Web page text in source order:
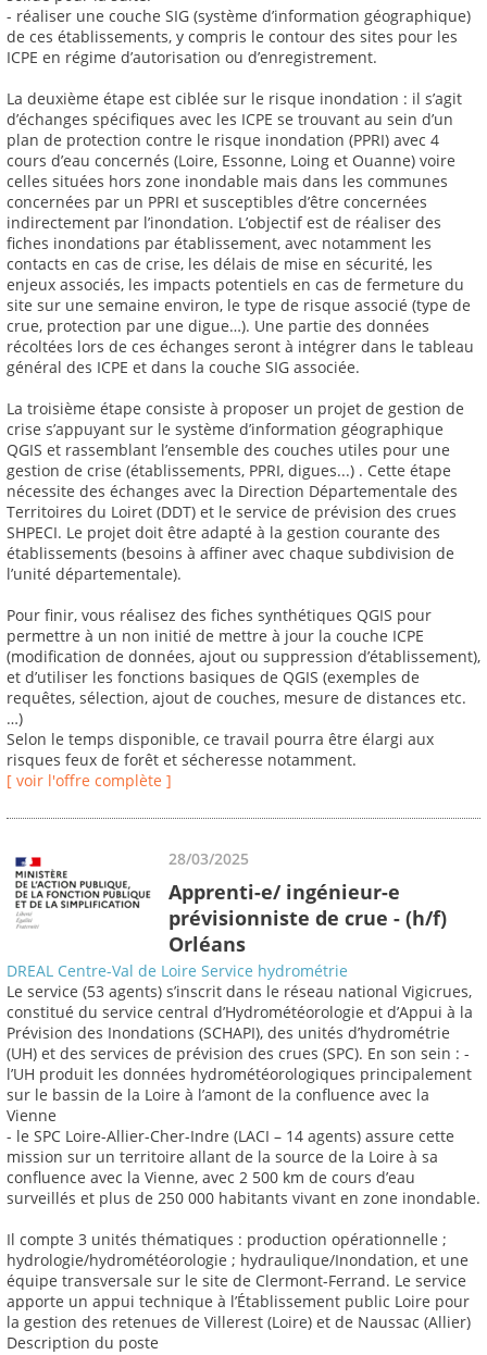
- réaliser une couche SIG (système d’information géographique)
de ces établissements, y compris le contour des sites pour les
ICPE en régime d’autorisation ou d’enregistrement.
La deuxième étape est ciblée sur le risque inondation : il s’agit
d’échanges spécifiques avec les ICPE se trouvant au sein d’un
plan de protection contre le risque inondation (PPRI) avec 4
cours d’eau concernés (Loire, Essonne, Loing et Ouanne) voire
celles situées hors zone inondable mais dans les communes
concernées par un PPRI et susceptibles d’être concernées
indirectement par l’inondation. L’objectif est de réaliser des
fiches inondations par établissement, avec notamment les
contacts en cas de crise, les délais de mise en sécurité, les
enjeux associés, les impacts potentiels en cas de fermeture du
site sur une semaine environ, le type de risque associé (type de
crue, protection par une digue…). Une partie des données
récoltées lors de ces échanges seront à intégrer dans le tableau
général des ICPE et dans la couche SIG associée.
La troisième étape consiste à proposer un projet de gestion de
crise s’appuyant sur le système d’information géographique
QGIS et rassemblant l’ensemble des couches utiles pour une
gestion de crise (établissements, PPRI, digues...) . Cette étape
nécessite des échanges avec la Direction Départementale des
Territoires du Loiret (DDT) et le service de prévision des crues
SHPECI. Le projet doit être adapté à la gestion courante des
établissements (besoins à affiner avec chaque subdivision de
l’unité départementale).
Pour finir, vous réalisez des fiches synthétiques QGIS pour
permettre à un non initié de mettre à jour la couche ICPE
(modification de données, ajout ou suppression d’établissement),
et d’utiliser les fonctions basiques de QGIS (exemples de
requêtes, sélection, ajout de couches, mesure de distances etc.
…)
Selon le temps disponible, ce travail pourra être élargi aux
risques feux de forêt et sécheresse notamment.
[ voir l'offre complète ]
28/03/2025
Apprenti-e/ ingénieur-e
prévisionniste de crue - (h/f)
Orléans
DREAL Centre-Val de Loire Service hydrométrie
Le service (53 agents) s’inscrit dans le réseau national Vigicrues,
constitué du service central d’Hydrométéorologie et d’Appui à la
Prévision des Inondations (SCHAPI), des unités d’hydrométrie
(UH) et des services de prévision des crues (SPC). En son sein : -
l’UH produit les données hydrométéorologiques principalement
sur le bassin de la Loire à l’amont de la confluence avec la
Vienne
- le SPC Loire-Allier-Cher-Indre (LACI – 14 agents) assure cette
mission sur un territoire allant de la source de la Loire à sa
confluence avec la Vienne, avec 2 500 km de cours d’eau
surveillés et plus de 250 000 habitants vivant en zone inondable.
Il compte 3 unités thématiques : production opérationnelle ;
hydrologie/hydrométéorologie ; hydraulique/Inondation, et une
équipe transversale sur le site de Clermont-Ferrand. Le service
apporte un appui technique à l’Établissement public Loire pour
la gestion des retenues de Villerest (Loire) et de Naussac (Allier)
Description du poste